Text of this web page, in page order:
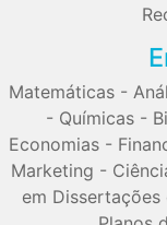
Matemáticas -
- Químicas-
Economias-
Marketing -
em Dissertações